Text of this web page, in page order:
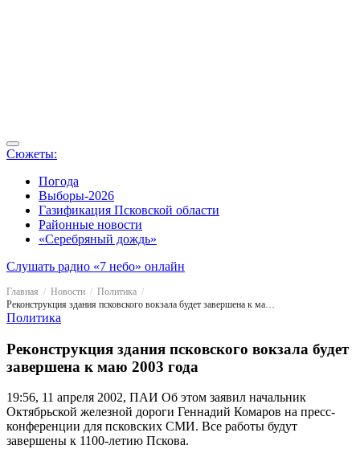
Сюжеты:
Погода
Выборы-2026
Газификация Псковской области
Районные новости
«Серебряный дождь»
Слушать радио «7 небо» онлайн
Главная Новости
Политика
Реконструкция здания псковского вокзала будет завершена к маю 2003 года
Политика
Реконструкция здания псковского вокзала будет
завершена к маю 2003 года
19:56, 11 апреля 2002, ПАИ Об этом заявил начальник
Октябрьской железной дороги Геннадий Комаров на пресс-
конференции для псковских СМИ. Все работы будут
завершены к 1100-летию Пскова.